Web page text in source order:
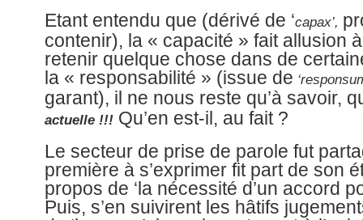
Etant entendu que (dérivé de ‘capax’,
contenir), la « capacité » fait allusion
retenir quelque chose dans de
la « responsabilité » (issue de
garant), il ne nous reste qu’à savoir,
actuelle !!! Qu’en est-il, au fait ?
Le secteur de prise de parole fut
première à s’exprimer fit part de son
propos de ‘la nécessité d’un accord
Puis, s’en suivirent les hâtifs